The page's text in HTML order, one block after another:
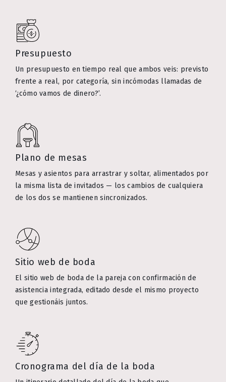
Presupuesto
Un presupuesto en tiempo real que ambos veis: previsto
frente a real, por categoría, sin incómodas llamadas de
‘¿cómo vamos de dinero?’.
Plano de mesas
Mesas y asientos para arrastrar y soltar, alimentados por
la misma lista de invitados — los cambios de cualquiera
de los dos se mantienen sincronizados.
Sitio web de boda
El sitio web de boda de la pareja con confirmación de
asistencia integrada, editado desde el mismo proyecto
que gestionáis juntos.
Cronograma del día de la boda